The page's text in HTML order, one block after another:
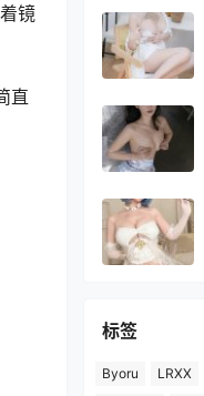
镜
直
标签
Byoru LRXX